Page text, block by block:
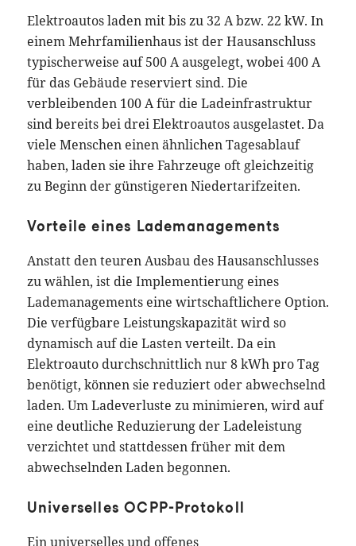
Elektroautos laden mit bis zu 32 A bzw. 22 kW. In
einem Mehrfamilienhaus ist der Hausanschluss
typischerweise auf 500 A ausgelegt, wobei 400 A
für das Gebäude reserviert sind. Die
verbleibenden 100 A für die Ladeinfrastruktur
sind bereits bei drei Elektroautos ausgelastet. Da
viele Menschen einen ähnlichen Tagesablauf
haben, laden sie ihre Fahrzeuge oft gleichzeitig
zu Beginn der günstigeren Niedertarifzeiten.
Vorteile eines Lademanagements
Anstatt den teuren Ausbau des Hausanschlusses
zu wählen, ist die Implementierung eines
Lademanagements eine wirtschaftlichere Option.
Die verfügbare Leistungskapazität wird so
dynamisch auf die Lasten verteilt. Da ein
Elektroauto durchschnittlich nur 8 kWh pro Tag
benötigt, können sie reduziert oder abwechselnd
laden. Um Ladeverluste zu minimieren, wird auf
eine deutliche Reduzierung der Ladeleistung
verzichtet und stattdessen früher mit dem
abwechselnden Laden begonnen.
Universelles OCPP-Protokoll
Ein universelles und offenes